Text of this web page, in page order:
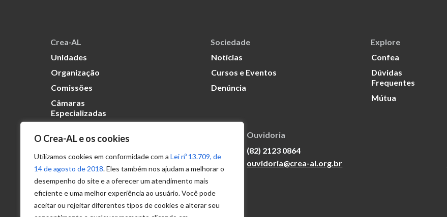
O Crea-AL e os cookies
Utilizamos cookies em conformidade com a Lei nº 13.709, de
14 de agosto de 2018. Eles também nos ajudam a melhorar o
desempenho do site e a oferecer um atendimento mais
eficiente e uma melhor experiência ao usuário. Você pode
aceitar ou rejeitar diferentes tipos de cookies e alterar seu
Crea-AL
Unidades
Organização
Comissões
Câmaras
Especializadas
Sociedade
Notícias
Cursos e Eventos
Denúncia
Explore
Confea
Dúvidas
Frequentes
Mútua
Transparência
Portal
Acesso à
Informação
Política de
Privacidade de
Dados
Ouvidoria
(82) 2123 0864
ouvidoria@crea-al.org.br